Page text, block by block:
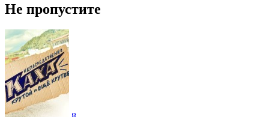
Не пропустите